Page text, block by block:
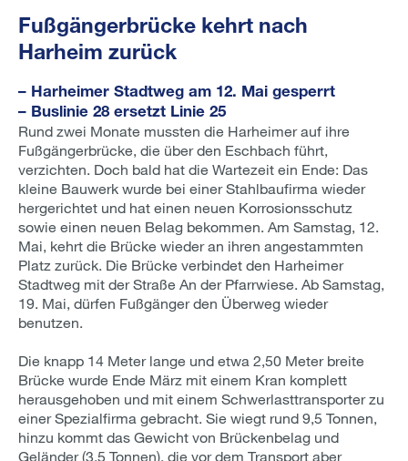
Fußgängerbrücke kehrt nach
Harheim zurück
– Harheimer Stadtweg am 12. Mai gesperrt
– Buslinie 28 ersetzt Linie 25
Rund zwei Monate mussten die Harheimer auf ihre
Fußgängerbrücke, die über den Eschbach führt,
verzichten. Doch bald hat die Wartezeit ein Ende: Das
kleine Bauwerk wurde bei einer Stahlbaufirma wieder
hergerichtet und hat einen neuen Korrosionsschutz
sowie einen neuen Belag bekommen. Am Samstag, 12.
Mai, kehrt die Brücke wieder an ihren angestammten
Platz zurück. Die Brücke verbindet den Harheimer
Stadtweg mit der Straße An der Pfarrwiese. Ab Samstag,
19. Mai, dürfen Fußgänger den Überweg wieder
benutzen.
Die knapp 14 Meter lange und etwa 2,50 Meter breite
Brücke wurde Ende März mit einem Kran komplett
herausgehoben und mit einem Schwerlasttransporter zu
einer Spezialfirma gebracht. Sie wiegt rund 9,5 Tonnen,
hinzu kommt das Gewicht von Brückenbelag und
Geländer (3,5 Tonnen), die vor dem Transport aber